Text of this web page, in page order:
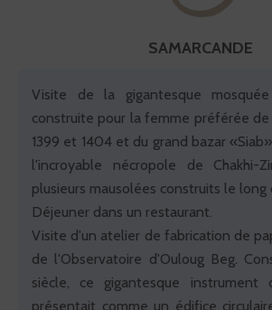
SAMARCANDE
Visite de la gigantesque mosquée
construite pour la femme préférée
1399 et 1404 et du grand bazar
l'incroyable nécropole de Chakhi-
plusieurs mausolées construits le long
Déjeuner dans un restaurant.
Visite d'un atelier de fabrication de
de l'Observatoire d'Ouloug Beg.
siècle, ce gigantesque instrument
présentait comme un édifice